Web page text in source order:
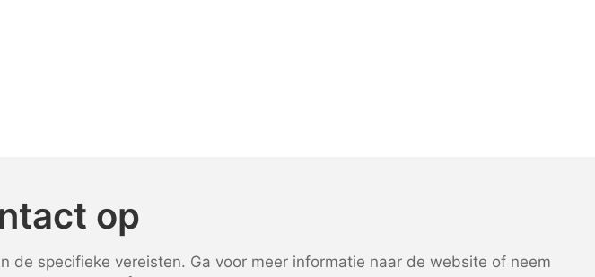
op
specifieke vereisten. Ga voor meer informatie naar de website of neem